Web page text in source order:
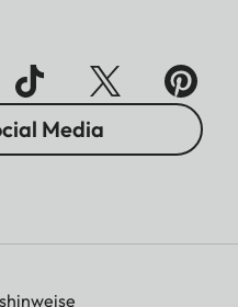
Media